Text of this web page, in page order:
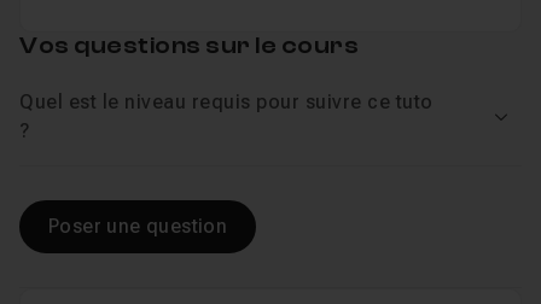
Vos questions sur le cours
Quel est le niveau requis pour suivre ce tuto
?
Poser une question